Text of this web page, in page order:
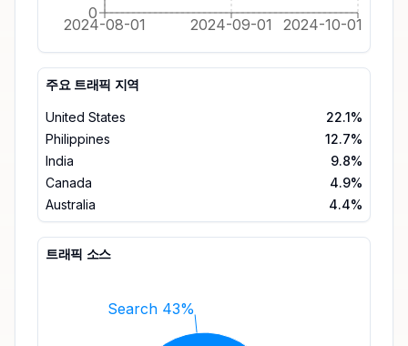
2024-08-01 2024-09-01 2024-10-01
0
주요 트래픽 지역
United States
22.1%
Philippines
12.7%
India
9.8%
Canada
4.9%
Australia
4.4%
트래픽 소스
Search 43%